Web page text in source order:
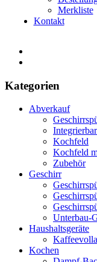
Merkliste
Kontakt
Kategorien
Abverkauf
Kochfeld
Kochfeld
Zubehör
Geschirr
Unterbau-
Haushaltsgeräte
Kochen